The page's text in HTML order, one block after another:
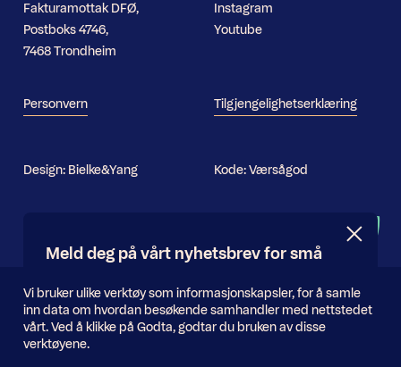
Fakturamottak DFØ,
Postboks 4746,
7468 Trondheim
Personvern
Instagram
Youtube
Tilgjengelighetserklæring
Design: Bielke&Yang Kode:Værsågod
Informasjonskapsler
Vi bruker ulike verktøy som informasjonskapsler, for å samle
inn data om hvordan besøkende samhandler med nettstedet
vårt. Ved å klikke på Godta, godtar du bruken av disse
verktøyene.
Meld deg på vårt nyhetsbrev for små
E-
postadresse
Send inn